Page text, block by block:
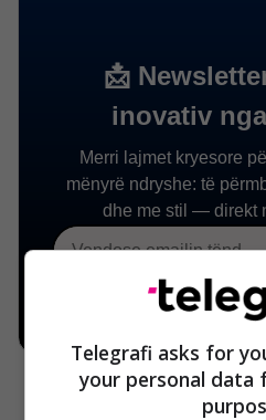
Telegrafi asks for
your personal data